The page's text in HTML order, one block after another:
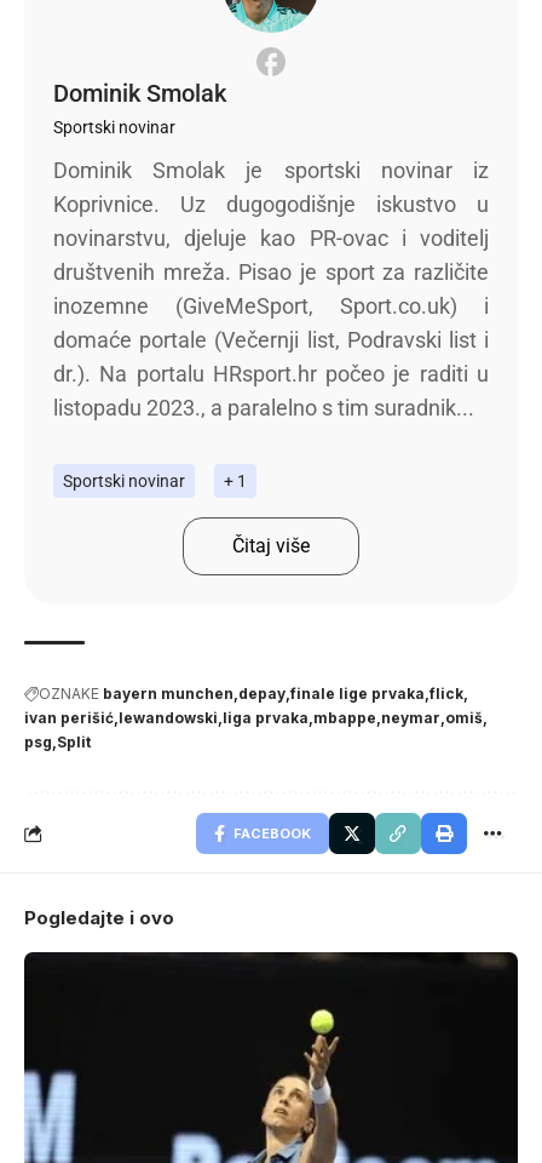
Dominik Smolak
Sportski novinar
Dominik Smolak je sportski novinar iz
Koprivnice. Uz dugogodišnje iskustvo u
novinarstvu, djeluje kao PR-ovac i voditelj
društvenih mreža. Pisao je sport za različite
inozemne (GiveMeSport, Sport.co.uk) i
domaće portale (Večernji list, Podravski list i
dr.). Na portalu HRsport.hr počeo je raditi u
listopadu 2023., a paralelno s tim suradnik...
Sportski novinar + 1
Čitaj više
OZNAKE bayern munchen depay finale lige prvaka flick
ivan perišić lewandowski liga prvaka mbappe neymar omiš
psg Split
FACEBOOK
Pogledajte i ovo